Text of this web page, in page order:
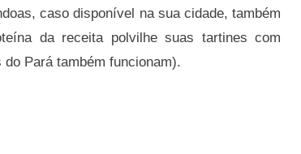
caso disponível na sua cidade, também
da receita polvilhe suas tartines com
Pará também funcionam).